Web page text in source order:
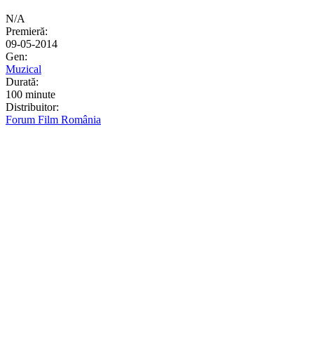
N/A
Premieră:
09-05-2014
Gen:
Muzical
Durată:
100 minute
Distribuitor:
Forum Film România